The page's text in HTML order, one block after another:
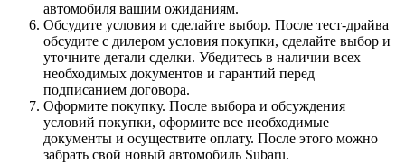
автомобиля вашим ожиданиям.
Обсудите условия и сделайте выбор. После тест-драйва
обсудите с дилером условия покупки, сделайте выбор и
уточните детали сделки. Убедитесь в наличии всех
необходимых документов и гарантий перед
подписанием договора.
Оформите покупку. После выбора и обсуждения
условий покупки, оформите все необходимые
документы и осуществите оплату. После этого можно
забрать свой новый автомобиль Subaru.